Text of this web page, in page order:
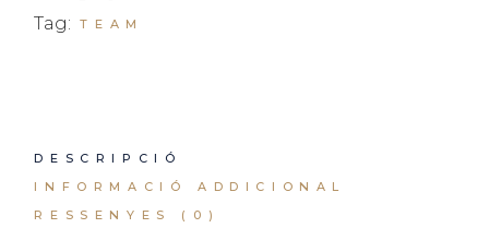
Tag: TEAM
DESCRIPCIÓ
INFORMACIÓ ADDICIONAL
RESSENYES (0)